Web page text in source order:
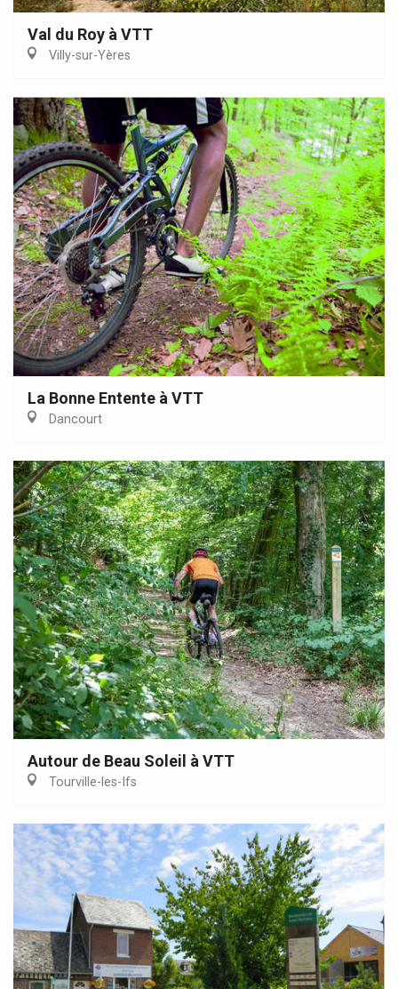
Val du Roy à VTT
Villy-sur-Yères
La Bonne Entente à VTT
Dancourt
Autour de Beau Soleil à VTT
Tourville-les-Ifs